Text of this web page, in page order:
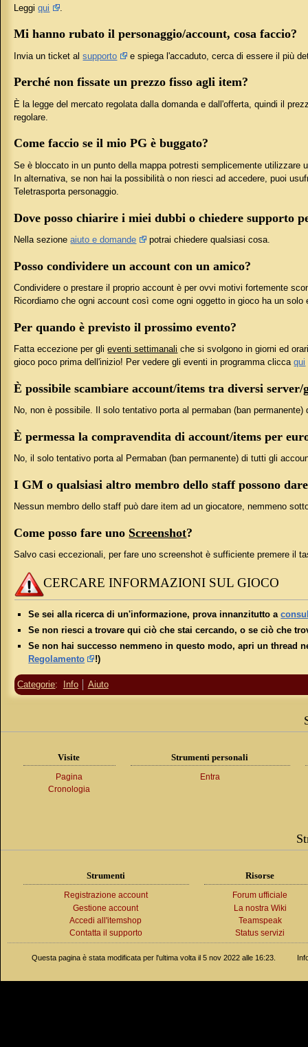
Leggiqui
Mi hanno rubato il personaggio/account, cosa faccio?
Invia un ticket alsupporto e spiega l'accaduto, cerca di essere il più
Perché non fissate un prezzo fisso agli item?
È la legge del mercato regolata dalla domanda e dall'offerta, quindi il
regolare.
Come faccio se il mio PG è buggato?
Se è bloccato in un punto della mappa potresti semplicemente utilizzare
In alternativa, se non hai la possibilità o non riesci ad accedere, puoi
Teletrasporta personaggio.
Dove posso chiarire i miei dubbi o chiedere supporto
Nella sezioneaiuto e domande potrai chiedere qualsiasi cosa.
Posso condividere un account con un amico?
Condividere o prestare il proprio account è per ovvi motivi fortemente
Ricordiamo che ogni account così come ogni oggetto in gioco ha un
Per quando è previsto il prossimo evento?
Fatta eccezione per glieventi settimanali che si svolgono in giorni ed
gioco poco prima dell'inizio! Per vedere gli eventi in programma cliccaqui
È possibile scambiare account/items tra diversi server/
No, non è possibile. Il solo tentativo porta al permaban (ban
È permessa la compravendita di account/items per
No, il solo tentativo porta al Permaban (ban permanente) di tutti gli
I GM o qualsiasi altro membro dello staff possono
Nessun membro dello staff può dare item ad un giocatore, nemmeno
Come posso fare uno Screenshot?
Salvo casi eccezionali, per fare uno screenshot è sufficiente premere il
CERCARE INFORMAZIONI SUL GIOCO
Se sei alla ricerca di un'informazione, prova innanzitutto a
Se non riesci a trovare qui ciò che stai cercando, o se ciò che
Se non hai successo nemmeno in questo modo, apri un thread
Regolamento
!)
Categorie: Info Aiuto
Visite
Pagina
Cronologia
Strumenti personali
Entra
Strumenti
Registrazione account
Gestione account
Accedi all'itemshop
Contatta il supporto
Risorse
Forum ufficiale
La nostra Wiki
Teamspeak
Status servizi
Questa pagina è stata modificata per l'ultima volta il 5 nov 2022 alle 16:23.